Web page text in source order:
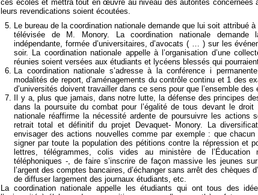
ces écoles et mettra tout en œuvre au niveau des autorités concernées
leurs revendications soient écoutées.
Le bureau de la coordination nationale demande que lui soit attribué
télévisée de M. Monory. La coordination nationale demande
indépendante, formée d’universitaires, d’avocats ( … ) sur les
soir. La coordination nationale appelle à l’organisation d’une
réunies soient versées aux étudiants et lycéens blessés qui
La coordination nationale s’adresse à la conférence i
modalités de report, d’aménagements du contrôle continu et 1 des
d’universités doivent travailler dans ce sens pour que l’ensemble
Il y a, plus que jamais, dans notre lutte, la défense des principes
dans la poursuite du combat pour l’égalité de tous devant le
nationale réaffirme la nécessité ardente de poursuivre les actions
retrait total et définitif du projet Devaquet- Monory. La
envisager des actions nouvelles comme par exemple : que
signer par toute la population des pétitions contre la répression et
lettres, télégrammes, colis vides au ministère de l’Éducation
téléphoniques -, de faire s’inscrire de façon massive les jeunes
l’argent des comptes bancaires, d’échanger sans arrêt des chèques
de diffuser largement des journaux étudiants, etc.
La coordination nationale appelle les étudiants qui ont tous des